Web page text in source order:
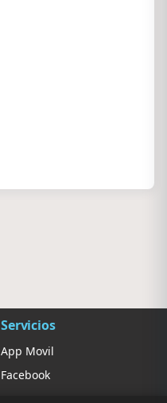
Servicios
App Movil
Facebook